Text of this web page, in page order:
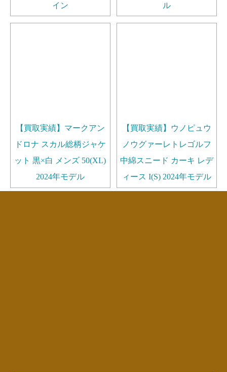
イン
ル
【買取実績】マークアン
ドロナ スカル総柄ジャケ
ット 黒×白 メンズ 50(XL)
2024年モデル
【買取実績】ウノピュウ
ノウグァーレトレゴルフ
中綿スニード カーキ レデ
ィース I(S) 2024年モデル